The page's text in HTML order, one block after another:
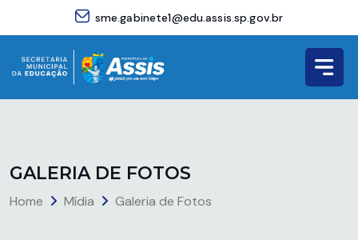
sme.gabinete1@edu.assis.sp.gov.br
GALERIA DE FOTOS
Home Mídia Galeria de Fotos